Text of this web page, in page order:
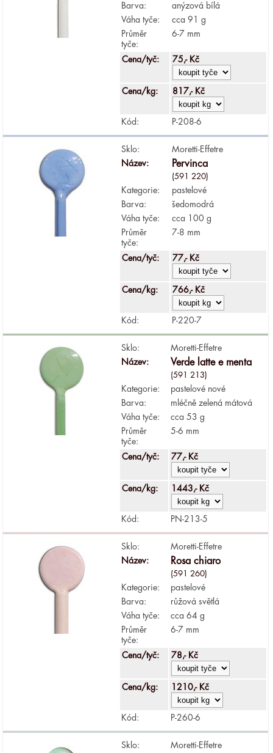
Barva:
anýzová bílá
Váha tyče:
cca 91 g
Průměr
tyče:
6-7 mm
Cena/tyč: 75,- Kč
Cena/kg: 817,- Kč
Kód: P-208-6
Sklo:
Moretti-Effetre
Název:
Pervinca
(591 220)
Kategorie:
pastelové
Barva:
šedomodrá
Váha tyče:
cca 100 g
Průměr
tyče:
7-8 mm
Cena/tyč: 77,- Kč
Cena/kg: 766,- Kč
Kód: P-220-7
Sklo:
Moretti-Effetre
Název:
Verde latte e menta
(591 213)
Kategorie:
pastelové nové
Barva:
mléčně zelená mátová
Váha tyče:
cca 53 g
Průměr
tyče:
5-6 mm
Cena/tyč: 77,- Kč
Cena/kg: 1443,- Kč
Kód: PN-213-5
Sklo:
Moretti-Effetre
Název:
Rosa chiaro
(591 260)
Kategorie:
pastelové
Barva:
růžová světlá
Váha tyče:
cca 64 g
Průměr
tyče:
6-7 mm
Cena/tyč: 78,- Kč
Cena/kg: 1210,- Kč
Kód: P-260-6
Sklo:
Moretti-Effetre